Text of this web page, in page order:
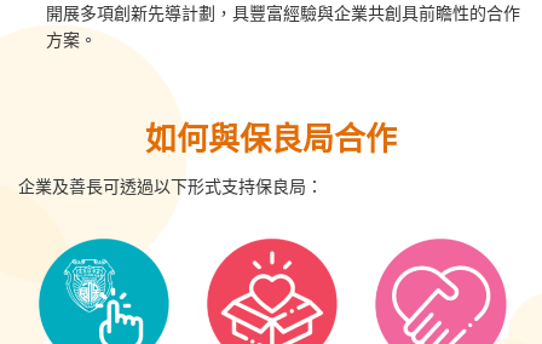
開展多項創新先導計劃，具豐富經驗與企業共創具前瞻性的合作
方案。
如何與保良局合作
企業及善長可透過以下形式支持保良局：